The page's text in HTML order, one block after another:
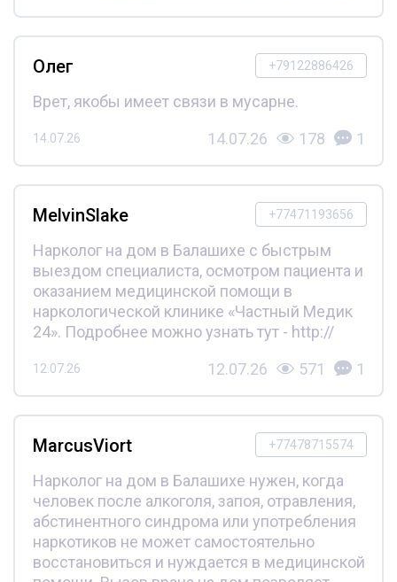
+79122886426
Олег
Врет, якобы имеет связи в мусарне.
14.07.26 14.07.26 178 1
+77471193656
MelvinSlake
Нарколог на дом в Балашихе с быстрым
выездом специалиста, осмотром пациента и
оказанием медицинской помощи в
наркологической клинике «Частный Медик
24». Подробнее можно узнать тут - http://
12.07.26 12.07.26 571 1
+77478715574
MarcusViort
Нарколог на дом в Балашихе нужен, когда
человек после алкоголя, запоя, отравления,
абстинентного синдрома или употребления
наркотиков не может самостоятельно
восстановиться и нуждается в медицинской